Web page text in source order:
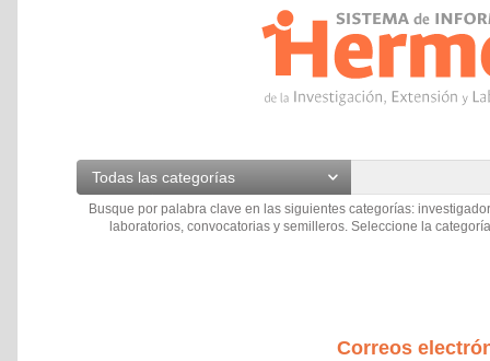
Todas las categorías
Busque por palabra clave en las siguientes categorías:
laboratorios, convocatorias y semilleros. Seleccione la
Correos